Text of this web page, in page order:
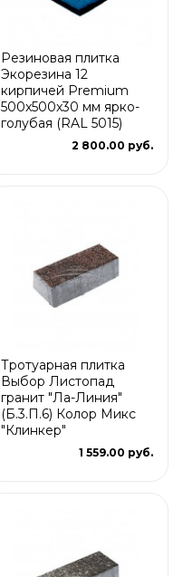
Резиновая плитка
Экорезина 12
кирпичей Premium
500x500x30 мм ярко-
голубая (RAL 5015)
2 800.00 руб.
Тротуарная плитка
Выбор Листопад
гранит "Ла-Линия"
(Б.3.П.6) Колор Микс
"Клинкер"
1 559.00 руб.